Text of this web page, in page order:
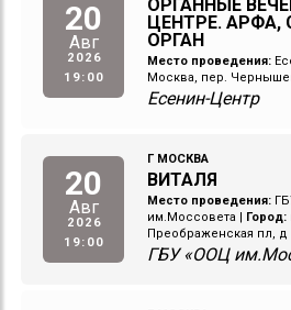
20
Авг
2026
19:00
ОРГАННЫЕ
ЦЕНТРЕ. АРФА,
ОРГАН
Место проведения:
Москва, пер.
Есенин-Центр
20
Авг
2026
19:00
Г МОСКВА
ВИТАЛЯ
Место проведения:
им.Моссовета
Город:
Преображенская пл, д
ГБУ «ООЦ